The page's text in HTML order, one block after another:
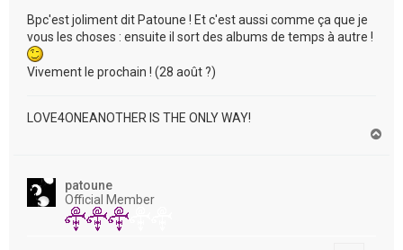
Bpc'est joliment dit Patoune ! Et c'est aussi comme ça que je
vous les choses : ensuite il sort des albums de temps à autre !
Vivement le prochain ! (28 août ?)
LOVE4ONEANOTHER IS THE ONLY WAY!
patoune
Official Member